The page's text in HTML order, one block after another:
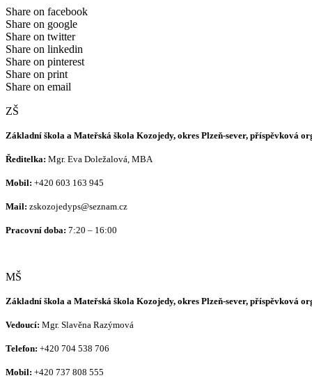
Share on facebook
Share on google
Share on twitter
Share on linkedin
Share on pinterest
Share on print
Share on email
ZŠ
Základní škola a Mateřská škola Kozojedy, okres Plzeň-sever, příspěvková
Ředitelka: Mgr. Eva Doležalová, MBA
Mobil: +420 603 163 945
Mail: zskozojedyps@seznam.cz
Pracovní doba: 7:20 – 16:00
MŠ
Základní škola a Mateřská škola Kozojedy, okres Plzeň-sever, příspěvková
Vedoucí: Mgr. Slavěna Razýmová
Telefon: +420 704 538 706
Mobil: +420 737 808 555